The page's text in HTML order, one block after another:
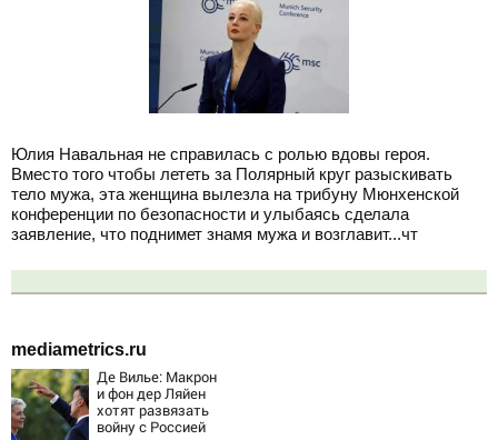
Юлия Навальная не справилась с ролью вдовы героя.
Вместо того чтобы лететь за Полярный круг разыскивать
тело мужа, эта женщина вылезла на трибуну Мюнхенской
конференции по безопасности и улыбаясь сделала
заявление, что поднимет знамя мужа и возглавит...чт
mediametrics.ru
Де Вилье: Макрон
и фон дер Ляйен
хотят развязать
войну с Россией